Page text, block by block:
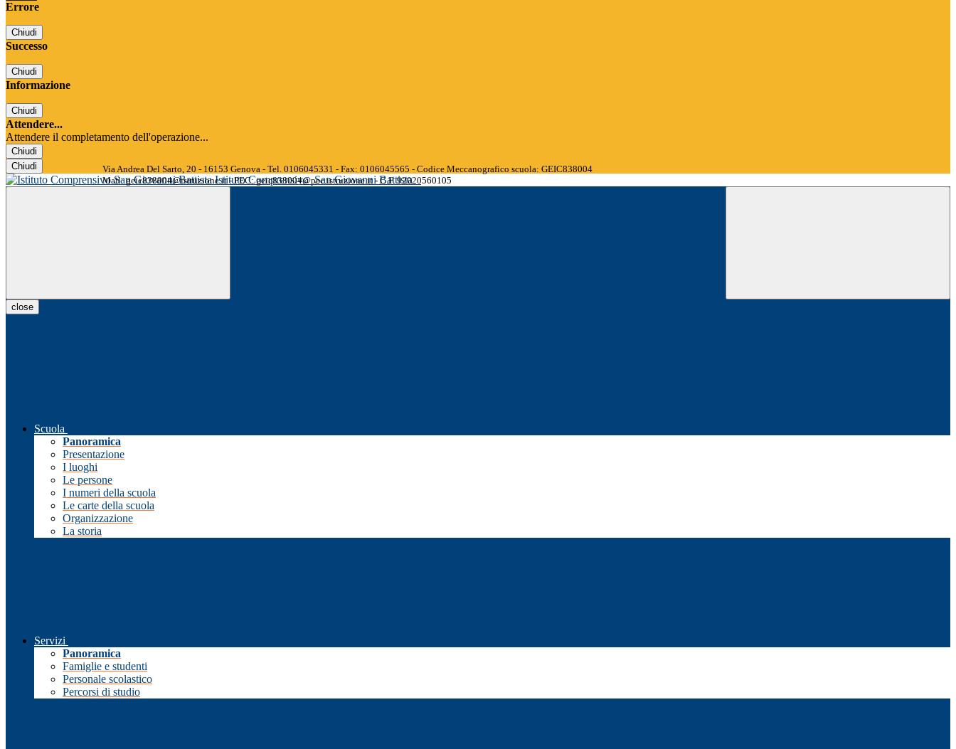
Errore
Chiudi
Successo
Chiudi
Informazione
Chiudi
Attendere...
Attendere il completamento dell'operazione...
Chiudi
Chiudi
Istituto Comprensivo San Giovanni Battista
Via Andrea Del Sarto, 20 - 16153 Genova - Tel. 0106045331 - Fax: 0106045565 - Codice Meccanografico scuola: GEIC838004
Mail: geic838004@istruzione.it - PEC: geic838004@pec.istruzione.it - C.F. 92020560105
close
Scuola
Panoramica
Presentazione
I luoghi
Le persone
I numeri della scuola
Le carte della scuola
Organizzazione
La storia
Servizi
Panoramica
Famiglie e studenti
Personale scolastico
Percorsi di studio